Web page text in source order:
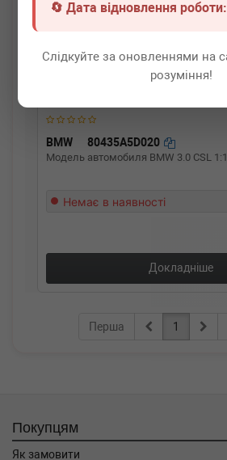
🔄 Дата відновлення
Слідкуйте за оновленнями на
розуміння!
BMW 80435A5D020
Модель автомобиля BMW 3.0 CSL
Немає в наявності
Докладніше
Перша 1
Покупцям
Як замовити